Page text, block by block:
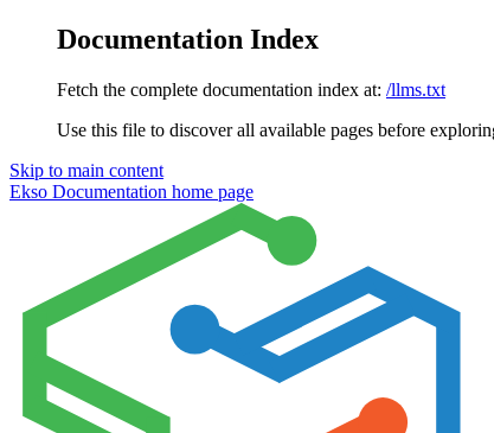
Documentation Index
Fetch the complete documentation index at: /llms.txt
Use this file to discover all available pages before
Skip to main content
Ekso Documentation home page